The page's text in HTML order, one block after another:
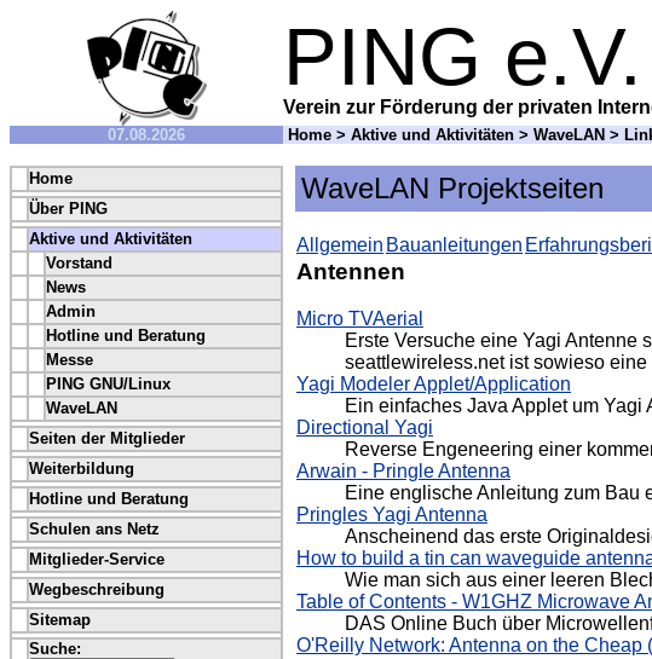
PING e.V.
Verein zur Förderung der privaten
07.08.2026 Home > Aktive und Aktivitäten > WaveLAN >
Home
Über PING
Aktive und Aktivitäten
Vorstand
News
Admin
Hotline und Beratung
Messe
PING GNU/Linux
WaveLAN
Seiten der Mitglieder
Weiterbildung
Hotline und Beratung
Schulen ans Netz
Mitglieder-Service
Wegbeschreibung
Sitemap
Suche:
WaveLAN Projektseiten
Allgemein Bauanleitungen
Antennen
Micro TVAerial
Erste Versuche eine Yagi Antenne
seattlewireless.net ist sowieso
Yagi Modeler Applet/Application
Ein einfaches Java Applet um
Directional Yagi
Reverse Engeneering einer
Arwain - Pringle Antenna
Eine englische Anleitung zum Bau
Pringles Yagi Antenna
Anscheinend das erste
How to build a tin can waveguide
Wie man sich aus einer leeren
Table of Contents - W1GHZ Microwave
DAS Online Buch über
O'Reilly Network: Antenna on the Cheap